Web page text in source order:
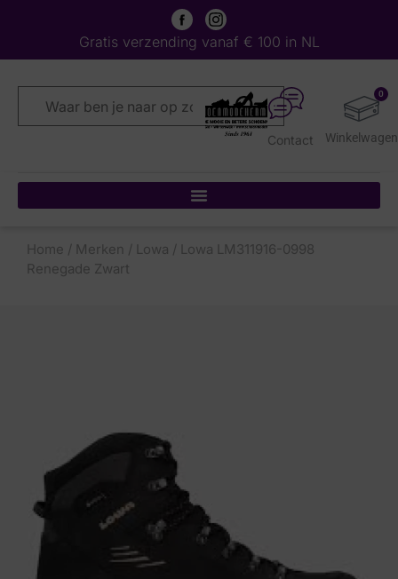
Gratis verzending vanaf € 100 in NL
0
Contact
Home / Merken / Lowa / Lowa LM311916-0998
Renegade Zwart